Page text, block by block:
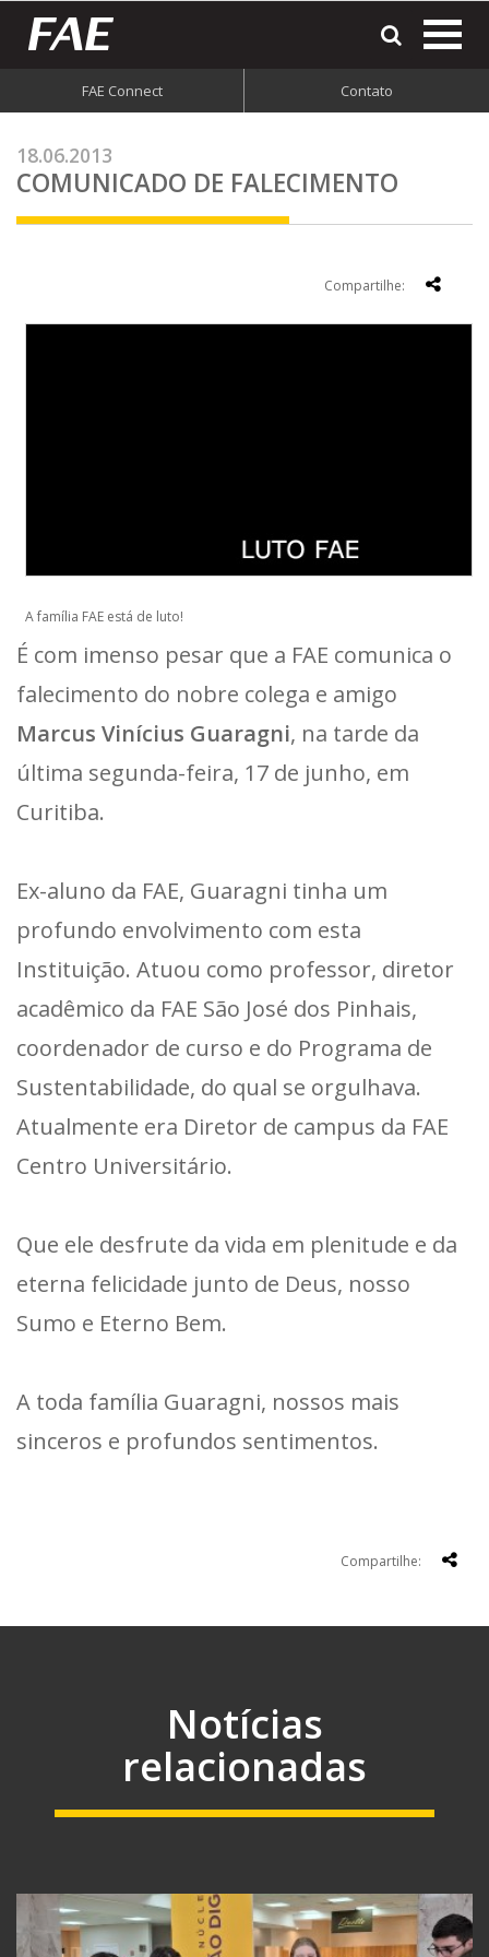
FAE Connect Contato
18.06.2013
COMUNICADO DE FALECIMENTO
Compartilhe:
A família FAE está de luto!
É com imenso pesar que a FAE comunica o
falecimento do nobre colega e amigo
Marcus Vinícius Guaragni, na tarde da
última segunda-feira, 17 de junho, em
Curitiba.
Ex-aluno da FAE, Guaragni tinha um
profundo envolvimento com esta
Instituição. Atuou como professor, diretor
acadêmico da FAE São José dos Pinhais,
coordenador de curso e do Programa de
Sustentabilidade, do qual se orgulhava.
Atualmente era Diretor de campus da FAE
Centro Universitário.
Que ele desfrute da vida em plenitude e da
eterna felicidade junto de Deus, nosso
Sumo e Eterno Bem.
A toda família Guaragni, nossos mais
sinceros e profundos sentimentos.
Compartilhe:
Notícias
relacionadas